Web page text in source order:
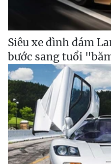
Siêu xe đình đám
bước sang tuổi